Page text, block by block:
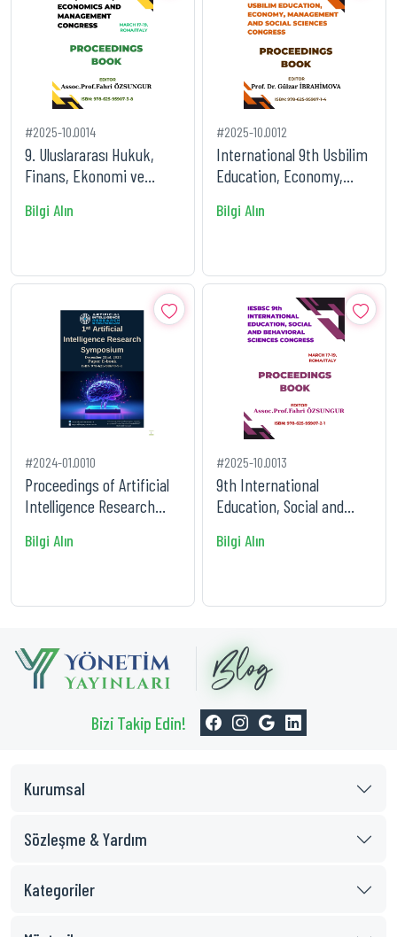
#2025-10.0014
9. Uluslararası Hukuk,
Finans, Ekonomi ve
Bilgi Alın
#2025-10.0012
International 9th Usbilim
Education, Economy,
Sc
Bilgi Alın
#2024-01.0010
Proceedings of Artificial
Intelligence Research
Bilgi Alın
#2025-10.0013
9th International
Education, Social and
Congress P
Bilgi Alın
Bizi Takip Edin!
Kurumsal
Sözleşme & Yardım
Kategoriler